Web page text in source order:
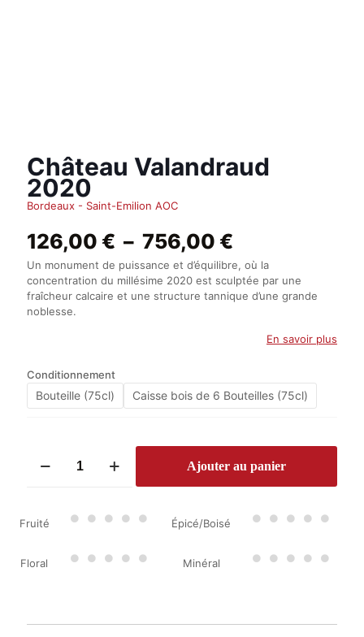
Château Valandraud
2020
Bordeaux - Saint-Emilion AOC
126,00 € – 756,00 €
de
prix :
126,00 €
à
Un monument de puissance et d’équilibre, où la
concentration du millésime 2020 est sculptée par une
fraîcheur calcaire et une structure tannique d’une grande
noblesse.
En savoir plus
Conditionnement
Bouteille (75cl) Caisse bois de 6 Bouteilles (75cl)
Ajouter au panier
Fruité Épicé/Boisé
Floral Minéral